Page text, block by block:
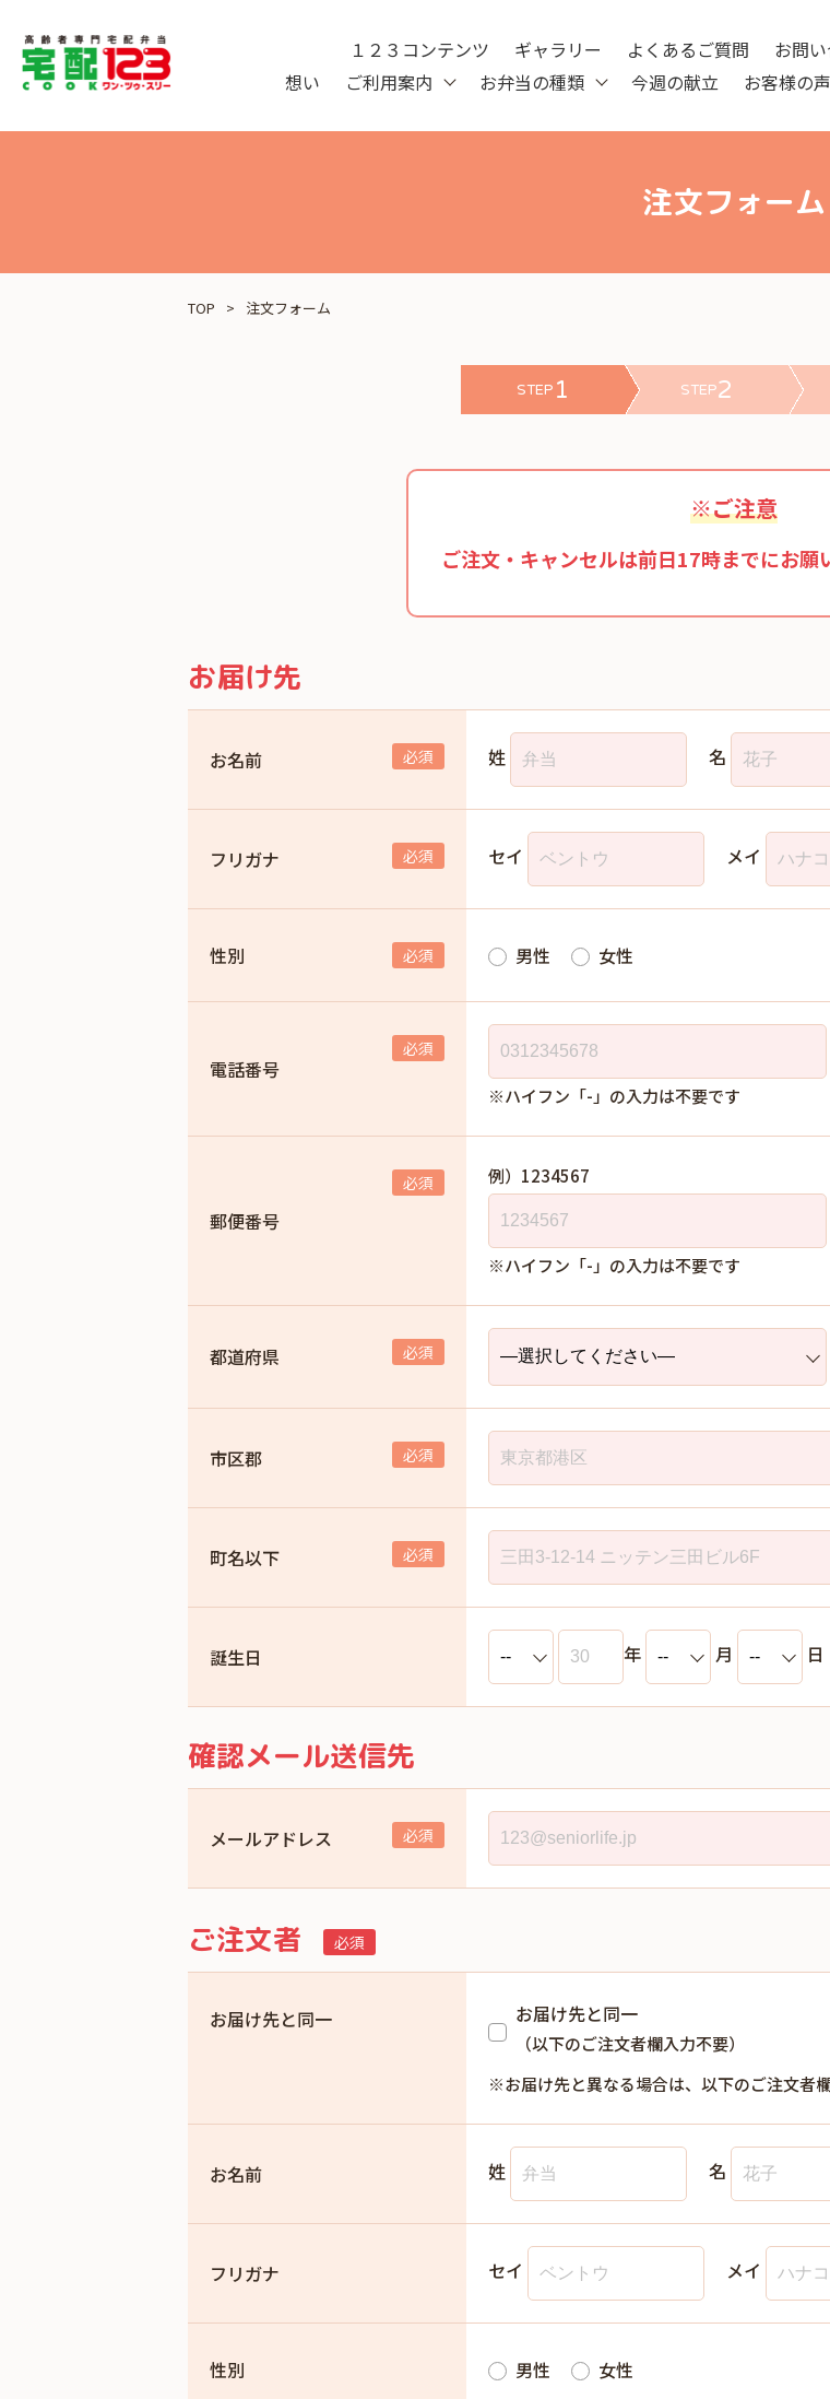
想い ご利用案内 お弁当の種類 今週の献立 お客様の声
１２３コンテンツ ギャラリー よくあるご質問
お問
注文フォーム
TOP 注文フォーム
STEP 1 STEP2
※ご注意
ご注文・キャンセルは前日17時までにお願
お届け先
お名前 姓 名
フリガナ セイ メイ
性別 男性 女性
電話番号
※ハイフン「-」の入力は不要です
郵便番号
例）1234567
※ハイフン「-」の入力は不要です
都道府県
市区郡
町名以下
誕生日 年 月 日
確認メール送信先
メールアドレス
ご注文者
お届け先と同一 お届け先と同一
（以下のご注文者欄入力不要）
※お届け先と異なる場合は、以下のご注文者
お名前 姓 名
フリガナ セイ メイ
性別 男性 女性